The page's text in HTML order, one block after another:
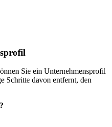
Sie ein Unternehmensprofil
Schritte davon entfernt, den